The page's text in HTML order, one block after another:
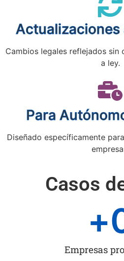
Cambios legales reflejados sin
a ley.
Para
Diseñado específicamente
Casos
Empresas
+